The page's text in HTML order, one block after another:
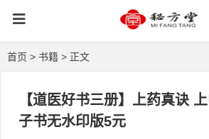
首页 > 书籍 > 正文
【道医好书三册】上药真诀
子书无水印版5元